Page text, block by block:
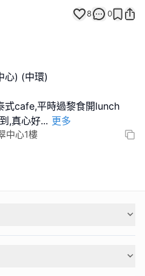
8 0
) (中環)
式cafe,平時過黎食開lunch
,真心好... 更多
中心1樓